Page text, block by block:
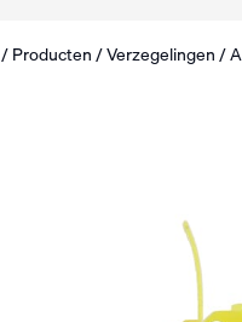
/Producten/Verzegelingen/